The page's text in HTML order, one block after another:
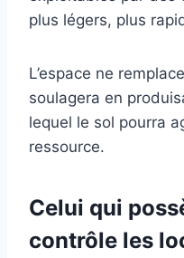
plus légers, plus
L’espace ne
soulagera en
lequel le sol pourra
ressource.
Celui qui
contrôle les